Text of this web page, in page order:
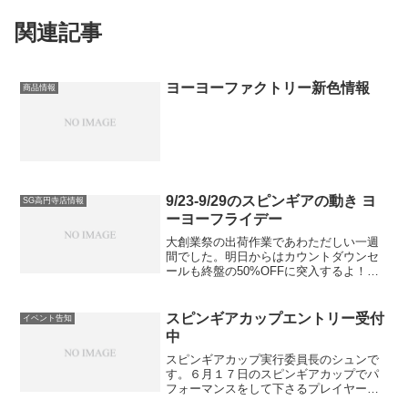
関連記事
商品情報 ヨーヨーファクトリー新色情報
SG高円寺店情報
9/23-9/29のスピンギアの動き ヨ
ーヨーフライデー
大創業祭の出荷作業であわただしい一週
間でした。明日からはカウントダウンセ
ールも終盤の50%OFFに突入するよ！！
ープアップ / LOOP UPループアップ メタ
ルス...
イベント告知
スピンギアカップエントリー受付
中
スピンギアカップ実行委員長のシュンで
す。６月１７日のスピンギアカップでパ
フォーマンスをして下さるプレイヤーを